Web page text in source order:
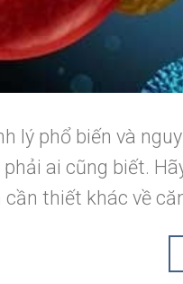
lý phổ biến và
ai cũng biết.
thiết khác về